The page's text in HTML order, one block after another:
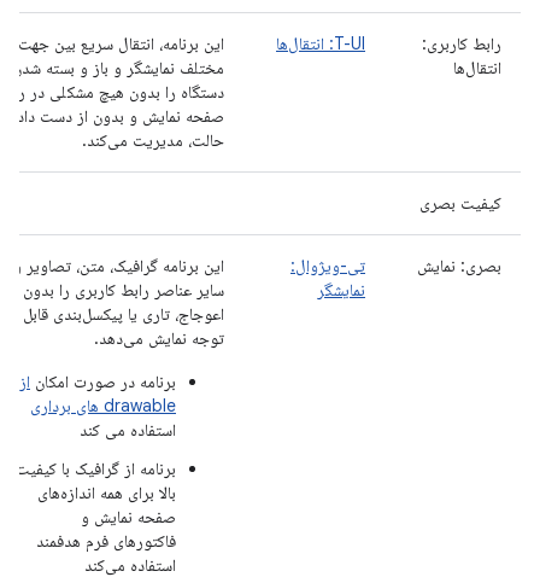
رابط کاربری:
انتقال‌ها
T-UI: انتقال‌ها
این برنامه، انتقال سریع بین
مختلف نمایشگر و باز و بسته شدن
دستگاه را بدون هیچ مشکلی در
صفحه نمایش و بدون از دست دادن
حالت، مدیریت می‌کند.
کیفیت بصری
بصری: نمایش
تی-ویژوال:
نمایشگر
این برنامه گرافیک، متن، تصاویر و
سایر عناصر رابط کاربری را بدون
اعوجاج، تاری یا پیکسل‌بندی قابل
توجه نمایش می‌دهد.
برنامه در صورت امکان از
drawable های برداری
استفاده می کند
برنامه از گرافیک با کیفیت
بالا برای همه اندازه‌های
صفحه نمایش و
فاکتورهای فرم هدفمند
استفاده می‌کند